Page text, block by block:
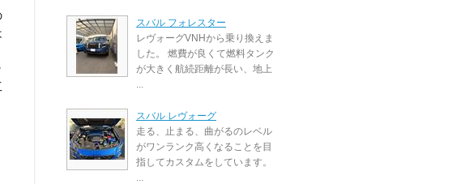
スバル フォレスター
レヴォーグVNHから乗り換えま
した。 燃費が良くて燃料タンク
が大きく航続距離が長い、地上
...
スバル レヴォーグ
走る、止まる、曲がるのレベル
がワンランク高くなることを目
指してカスタムをしています。
...